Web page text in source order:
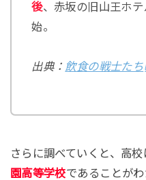
後、赤坂の旧山王ホ
始。
出典： 飲食の戦士たち
さらに調べていくと、高
園高等学校であることがわ